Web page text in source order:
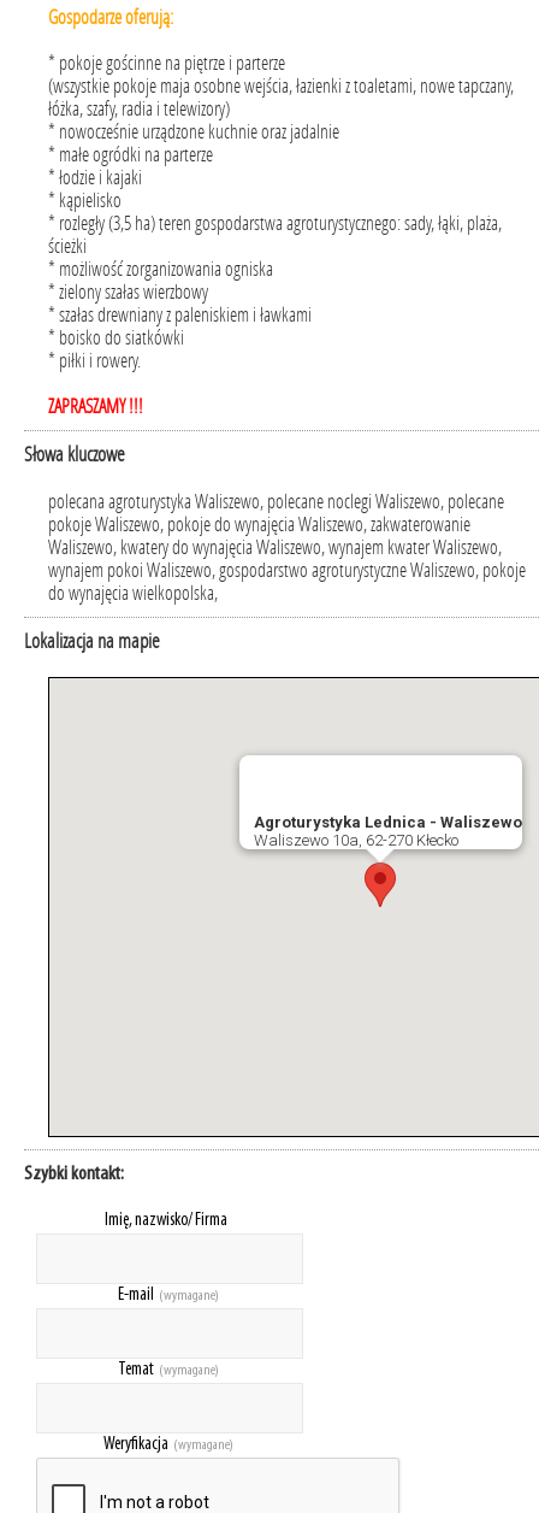
Gospodarze oferują:
* pokoje gościnne na piętrze i parterze
(wszystkie pokoje maja osobne wejścia, łazienki z toaletami, nowe tapczany,
łóżka, szafy, radia i telewizory)
* nowocześnie urządzone kuchnie oraz jadalnie
* małe ogródki na parterze
* łodzie i kajaki
* kąpielisko
* rozległy (3,5 ha) teren gospodarstwa agroturystycznego: sady, łąki, plaża,
ścieżki
* możliwość zorganizowania ogniska
* zielony szałas wierzbowy
* szałas drewniany z paleniskiem i ławkami
* boisko do siatkówki
* piłki i rowery.
ZAPRASZAMY !!!
Słowa kluczowe
polecana agroturystyka Waliszewo, polecane noclegi Waliszewo, polecane
pokoje Waliszewo, pokoje do wynajęcia Waliszewo, zakwaterowanie
Waliszewo, kwatery do wynajęcia Waliszewo, wynajem kwater Waliszewo,
wynajem pokoi Waliszewo, gospodarstwo agroturystyczne Waliszewo, pokoje
do wynajęcia wielkopolska,
Lokalizacja na mapie
Agroturystyka Lednica - Waliszewo
Waliszewo 10a, 62-270 Kłecko
Szybki kontakt:
Imię, nazwisko/ Firma
E-mail (wymagane)
Temat (wymagane)
Weryfikacja (wymagane)